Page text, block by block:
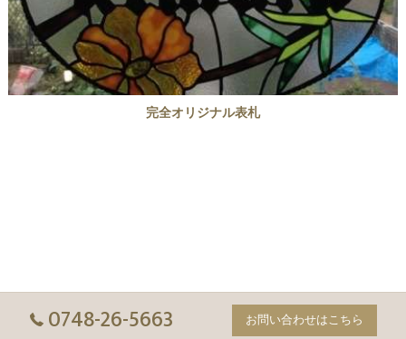
完全オリジナル表札
0748-26-5663 お問い合わせはこちら